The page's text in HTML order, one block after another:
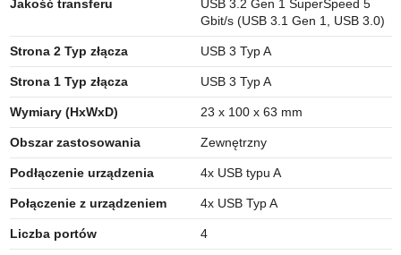
Jakość transferu
USB 3.2 Gen 1 SuperSpeed 5
Gbit/s (USB 3.1 Gen 1, USB 3.0)
Strona 2 Typ złącza USB 3 Typ A
Strona 1 Typ złącza USB 3 Typ A
Wymiary (HxWxD) 23 x 100 x 63 mm
Obszar zastosowania Zewnętrzny
Podłączenie urządzenia 4x USB typu A
Połączenie z urządzeniem 4x USB Typ A
Liczba portów 4